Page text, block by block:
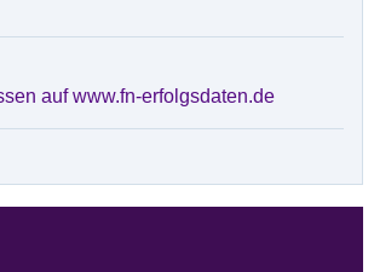
auf www.fn-erfolgsdaten.de